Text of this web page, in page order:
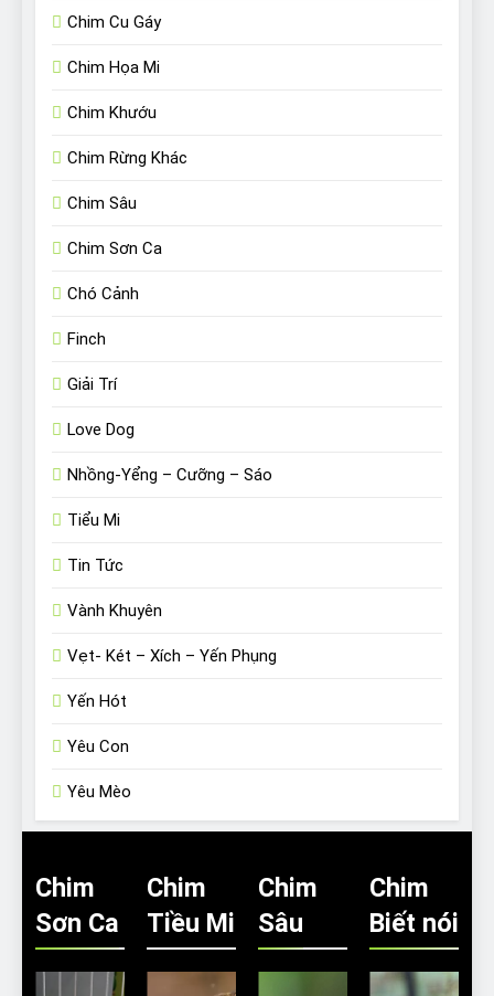
Chim Cu Gáy
Chim Họa Mi
Chim Khướu
Chim Rừng Khác
Chim Sâu
Chim Sơn Ca
Chó Cảnh
Finch
Giải Trí
Love Dog
Nhồng-Yểng – Cưỡng – Sáo
Tiểu Mi
Tin Tức
Vành Khuyên
Vẹt- Két – Xích – Yến Phụng
Yến Hót
Yêu Con
Yêu Mèo
Chim
Sơn Ca
Chim
Tiều Mi
Chim
Sâu
Chim
Biết nói